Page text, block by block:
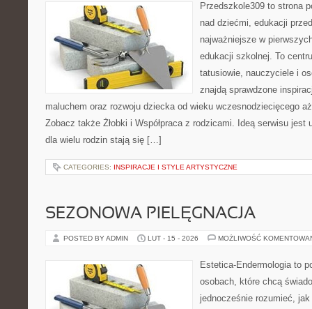
Przedszkole309 to strona
nad dziećmi, edukacji
najważniejsze w
edukacji szkolnej. To
tatusiowie, nauczyciele i
znajdą sprawdzone
maluchem oraz rozwoju dziecka od wieku wczesnodziecięcego
Zobacz także Żłobki i Współpraca z rodzicami. Ideą serwisu jest
dla wielu rodzin stają się […]
CATEGORIES: INSPIRACJE I STYLE ARTYSTYCZNE
SEZONOWA PIELĘGNACJA
POSTED BY ADMIN LUT - 15 - 2026 MOŻLIWOŚĆ
Estetica-Endermologia to
osobach, które chcą
jednocześnie rozumieć, jak